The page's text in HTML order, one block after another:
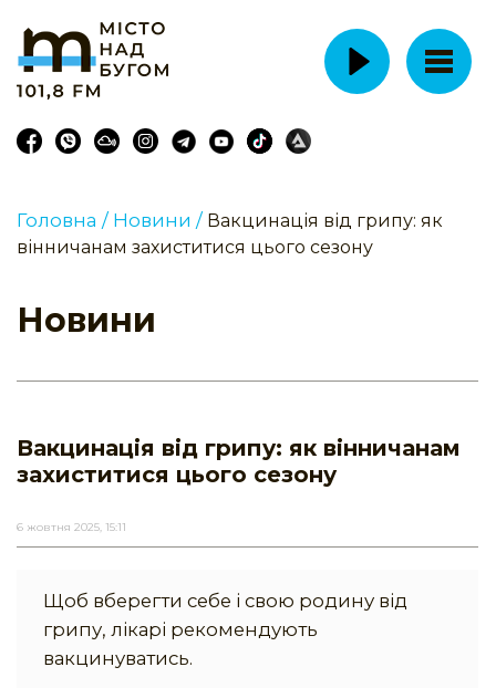
Головна / Новини / Вакцинація від грипу: як
вінничанам захиститися цього сезону
Новини
Вакцинація від грипу: як вінничанам
захиститися цього сезону
6 жовтня 2025, 15:11
Щоб вберегти себе і свою родину від
грипу, лікарі рекомендують
вакцинуватись.